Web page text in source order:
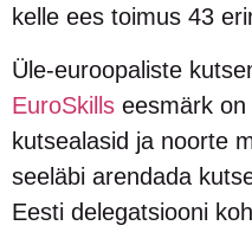
kelle ees toimus 43
Üle-euroopaliste
EuroSkills eesmärk on
kutsealasid ja noorte
seeläbi arendada
Eesti delegatsiooni